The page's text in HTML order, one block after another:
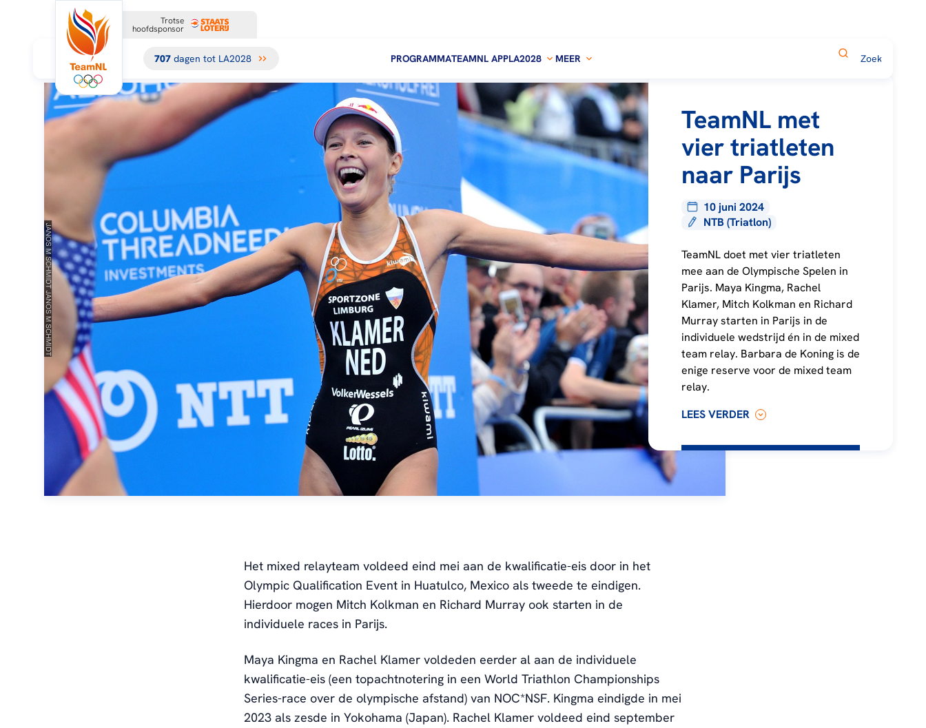
Trotse
hoofdsponsor
707 dagen tot LA2028 PROGRAMMATEAMNL APPLA2028 MEER
TeamNL met
vier triatleten
naar Parijs
10 juni 2024
NTB (Triatlon)
TeamNL doet met vier triatleten
mee aan de Olympische Spelen in
Parijs. Maya Kingma, Rachel
Klamer, Mitch Kolkman en Richard
Murray starten in Parijs in de
individuele wedstrijd én in de mixed
team relay. Barbara de Koning is de
enige reserve voor de mixed team
relay.
LEES VERDER
Het mixed relayteam voldeed eind mei aan de kwalificatie-eis door in het
Olympic Qualification Event in Huatulco, Mexico als tweede te eindigen.
Hierdoor mogen Mitch Kolkman en Richard Murray ook starten in de
individuele races in Parijs.
Maya Kingma en Rachel Klamer voldeden eerder al aan de individuele
kwalificatie-eis (een topachtnotering in een World Triathlon Championships
Series-race over de olympische afstand) van NOC*NSF. Kingma eindigde in mei
2023 als zesde in Yokohama (Japan). Rachel Klamer voldeed eind september